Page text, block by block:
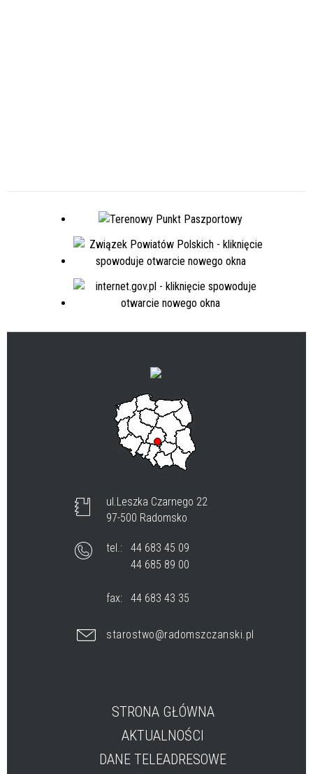
ul.Leszka Czarnego 22
97-500 Radomsko
tel.:
44 683 45 09
44 685 89 00
fax: 44 683 43 35
starostwo@radomszczanski.pl
STRONA GŁÓWNA
AKTUALNOŚCI
DANE TELEADRESOWE